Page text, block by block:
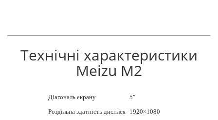
Технічні характеристики
Meizu M2
Діагональ екрану
Роздільна здатність дисплея
5″
1920×1080